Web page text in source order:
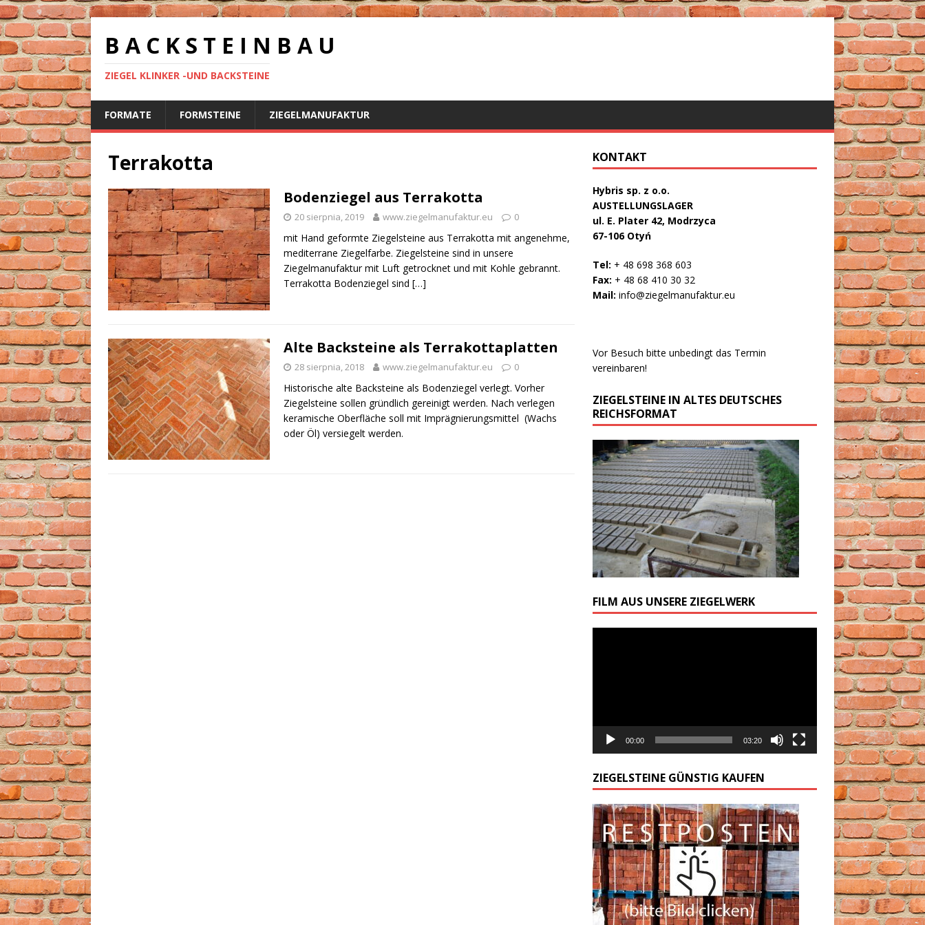
B A C K S T E I N B A U
ZIEGEL KLINKER -UND BACKSTEINE
FORMATE FORMSTEINE ZIEGELMANUFAKTUR
Terrakotta
Bodenziegel aus Terrakotta
20 sierpnia, 2019 www.ziegelmanufaktur.eu 0
mit Hand geformte Ziegelsteine aus Terrakotta mit angenehme,
mediterrane Ziegelfarbe. Ziegelsteine sind in unsere
Ziegelmanufaktur mit Luft getrocknet und mit Kohle gebrannt.
Terrakotta Bodenziegel sind […]
Alte Backsteine als Terrakottaplatten
28 sierpnia, 2018 www.ziegelmanufaktur.eu 0
Historische alte Backsteine als Bodenziegel verlegt. Vorher
Ziegelsteine sollen gründlich gereinigt werden. Nach verlegen
keramische Oberfläche soll mit Imprägnierungsmittel (Wachs
oder Öl) versiegelt werden.
KONTAKT
Hybris sp. z o.o.
AUSTELLUNGSLAGER
ul. E. Plater 42, Modrzyca
67-106 Otyń
Tel: + 48 698 368 603
Fax: + 48 68 410 30 32
Mail: info@ziegelmanufaktur.eu
Vor Besuch bitte unbedingt das Termin
vereinbaren!
ZIEGELSTEINE IN ALTES DEUTSCHES
REICHSFORMAT
FILM AUS UNSERE ZIEGELWERK
00:00 03:20
ZIEGELSTEINE GÜNSTIG KAUFEN